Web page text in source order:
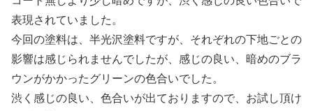
表現されていました。
今回の塗料は、半光沢塗料ですが、それぞれの下地ごとの
影響は感じられませんでしたが、感じの良い、暗めのブラ
ウンがかかったグリーンの色合いでした。
渋く感じの良い、色合いが出ておりますので、お試し頂け